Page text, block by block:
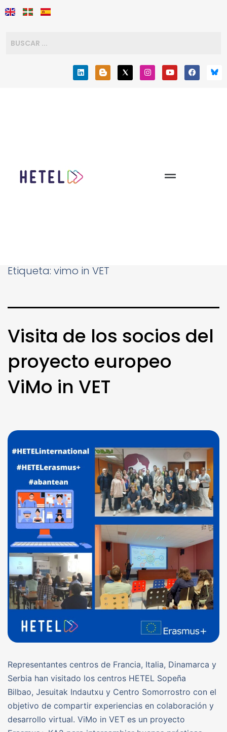
Etiqueta: vimo in VET
Visita de los socios del
proyecto europeo
ViMo in VET
Representantes centros de Francia, Italia, Dinamarca y
Serbia han visitado los centros HETEL Sopeña
Bilbao, Jesuitak Indautxu y Centro Somorrostro con el
objetivo de compartir experiencias en colaboración y
desarrollo virtual. ViMo in VET es un proyecto